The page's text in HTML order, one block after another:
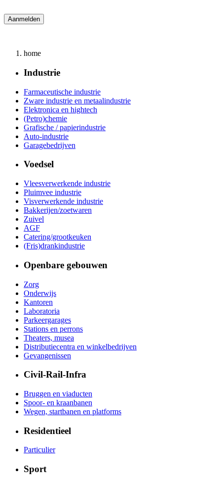
home
Industrie
Farmaceutische industrie
Zware industrie en metaalindustrie
Elektronica en hightech
(Petro)chemie
Grafische / papierindustrie
Auto-industrie
Garagebedrijven
Voedsel
Vleesverwerkende industrie
Pluimvee industrie
Visverwerkende industrie
Bakkerijen/zoetwaren
Zuivel
AGF
Catering/grootkeuken
(Fris)drankindustrie
Openbare gebouwen
Zorg
Onderwijs
Kantoren
Laboratoria
Parkeergarages
Stations en perrons
Theaters, musea
Distributiecentra en winkelbedrijven
Gevangenissen
Civil-Rail-Infra
Bruggen en viaducten
Spoor- en kraanbanen
Wegen, startbanen en platforms
Residentieel
Particulier
Sport